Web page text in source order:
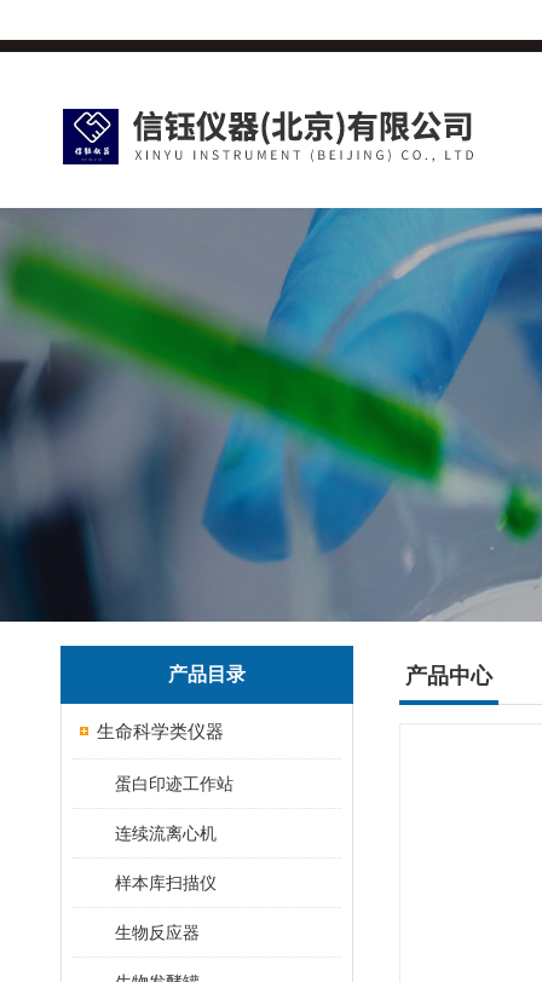
产品目录
生命科学类仪器
蛋白印迹工作站
连续流离心机
样本库扫描仪
生物反应器
产品中心